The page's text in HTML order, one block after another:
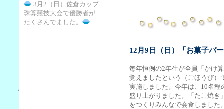
3月2（日）佐倉カップ
珠算競技大会で優勝者が
たくさんでました。
12月9日（日）「お菓子パ
毎年恒例の2年生が全員「かけ
覚えましたという（ごほうび）
実施しました。今年は、10名程
盛り上がりました。「たこ焼き
をつくりみんなで会食しました